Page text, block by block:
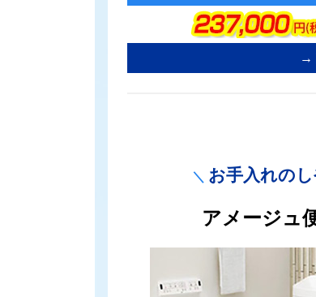
→
＼ お手入れの
アメージュ